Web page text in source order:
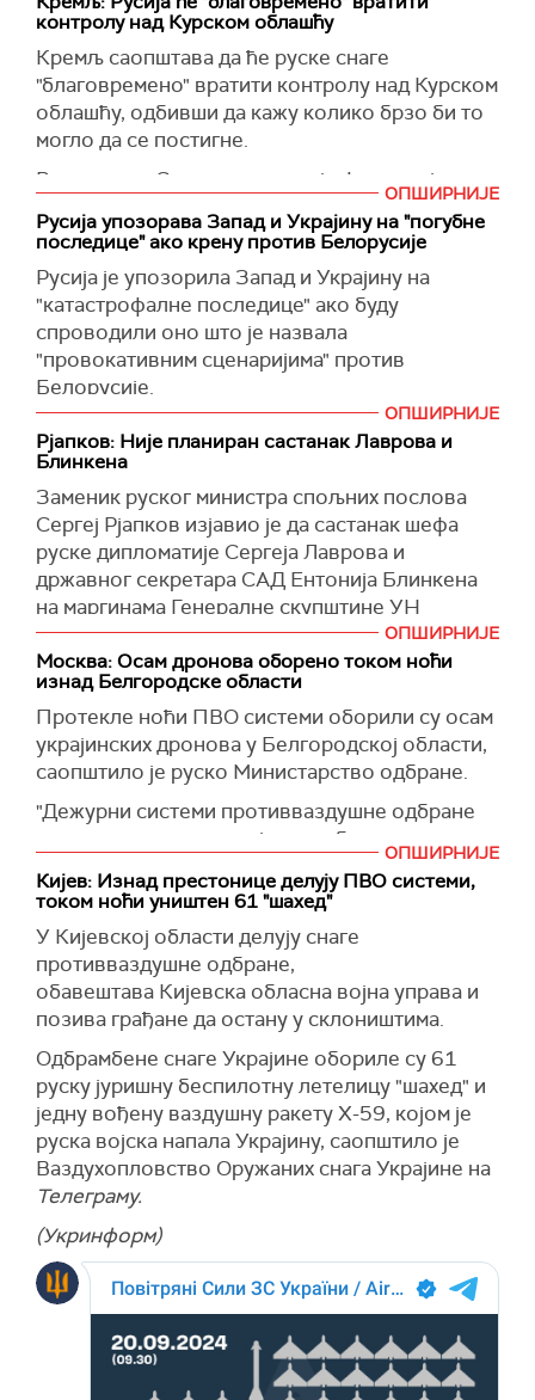
контролу над Курском облашћу
Кремљ саопштава да ће руске снаге
"благовремено" вратити контролу над Курском
облашћу, одбивши да кажу колико брзо би то
могло да се постигне.
Руска група Север поразила је формације осам
украјинских бригада у пограничним областима
Курске области, саопштило је Министарство
одбране Русије.
Москва тврди да је осујетила покушаје напада,
при чему су украјинске снаге изгубиле до 30
људи.
"Јединице групе снага Север наставиле су са
извођењем офанзивних дејстава", наводи се у
саопштењу Министарства.
(Reuters/Танјуг)
ОПШИРНИЈЕ
Русија упозорава Запад и Украјину на "погубне
последице" ако крену против Белорусије
Русија је упозорила Запад и Украјину на
"катастрофалне последице" ако буду
спроводили оно што је назвала
"провокативним сценаријима" против
Белорусије.
Портпаролка Министарства спољних послова
Марија Захарова рекла је новинарима да је
"све провокативнијом" активношћу НАТО-а на
граници са Белорусијом, рекавши да не
искључује да би могло доћи до покушаја
ескалације у региону.
Русија је распоредила тактичко нуклеарно
оружје у Белорусији, додала је Захарова.
(Reuters)
ОПШИРНИЈЕ
Рјапков: Није планиран састанак Лаврова и
Блинкена
Заменик руског министра спољних послова
Сергеј Рјапков изјавио је да састанак шефа
руске дипломатије Сергеја Лаврова и
државног секретара САД Ентонија Блинкена
на маргинама Генералне скупштине УН
следеће недеље у Њујорку није планиран.
"Наравно да не, о чему с њим да разговара",
рекао је Рјапков за
Рјапков је додао да САД треба да узму у обзир
упозорења Москве о ризицима даље
ОПШИРНИЈЕ
Москва: Осам дронова оборено током ноћи
изнад Белгородске области
Протекле ноћи ПВО системи оборили су осам
украјинских дронова у Белгородској области,
саопштило је руско Министарство одбране.
"Дежурни системи противваздушне одбране
уништили су осам украјинских беспилотних
летелица изнад територије Белгородске
области", саопштило је Министарство
Раније је шеф региона Вјачеслав Глатков
известио да су у селу Терезовка две приватне
куће изгореле од последица пада гранате.
(Интерфакс)
ОПШИРНИЈЕ
Кијев: Изнад престонице делују ПВО системи,
током ноћи уништен 61 "шахед"
У Кијевској области делују снаге
противваздушне одбране,
обавештава Кијевска обласна војна управа и
позива грађане да остану у склоништима.
Одбрамбене снаге Украјине обориле су 61
руску јуришну беспилотну летелицу "шахед" и
једну вођену ваздушну ракету X-59, којом је
руска војска напала Украјину, саопштило је
Ваздухопловство Оружаних снага Украјине на
Телеграму.
(Укринформ)